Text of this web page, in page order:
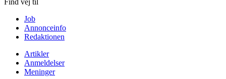
Find vej til
Job
Annonceinfo
Redaktionen
Artikler
Anmeldelser
Meninger